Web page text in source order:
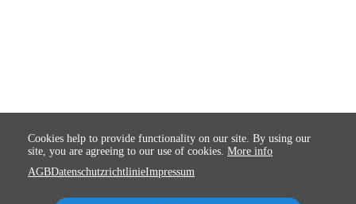
Cookies help to provide functionality on our site. By using our
site, you are agreeing to our use of cookies. More info
AGBDatenschutzrichtlinieImpressum